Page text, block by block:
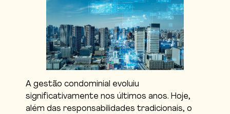
A gestão condominial evoluiu
significativamente nos últimos anos. Hoje,
além das responsabilidades tradicionais, o